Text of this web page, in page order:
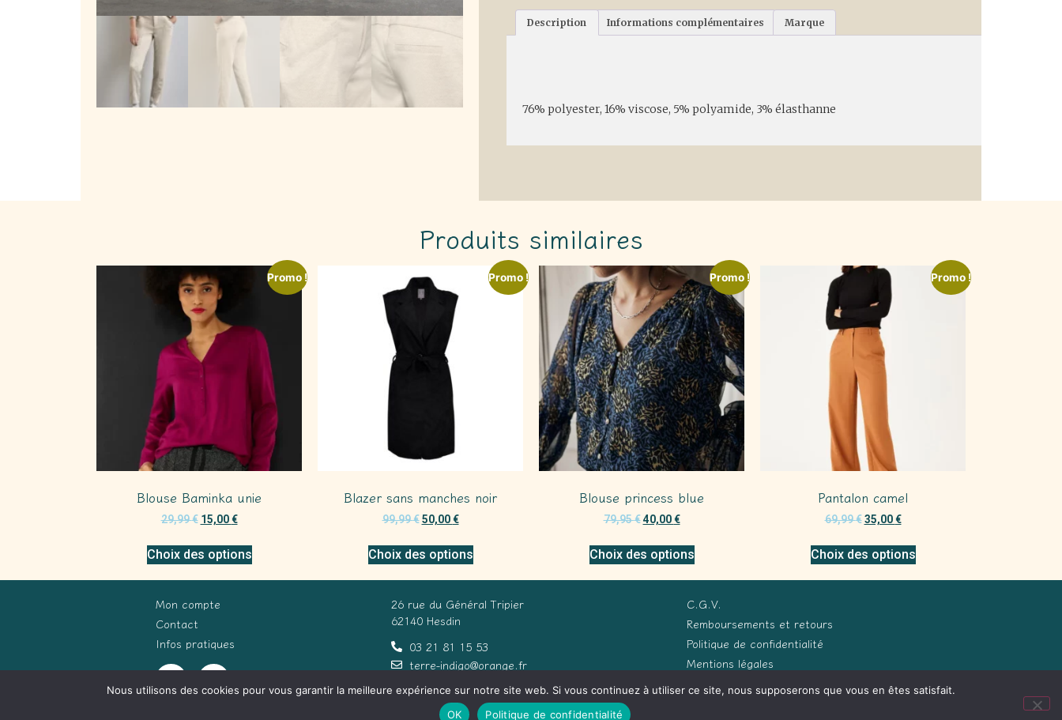
Description Informations complémentaires Marque
76% polyester, 16% viscose, 5% polyamide, 3% élasthanne
Produits similaires
Promo !
Blouse Baminka unie
29,99€ 15,00€
Choix des options
Promo !
Blazer sans manches noir
99,99€ 50,00€
Choix des options
Promo !
Blouse princess blue
79,95€ 40,00€
Choix des options
Promo !
Pantalon camel
69,99€ 35,00€
Choix des options
Mon compte
Contact
Infos pratiques
26 rue du Général Tripier
62140 Hesdin
03 21 81 15 53
terre-indigo@orange.fr
C.G.V.
Remboursements et retours
Politique de confidentialité
Mentions légales
Conception Process Développements
Nous utilisons des cookies pour vous garantir la meilleure expérience sur notre site web. Si vous continuez à utiliser ce site, nous supposerons que vous en êtes satisfait.
OK
Politique de confidentialité